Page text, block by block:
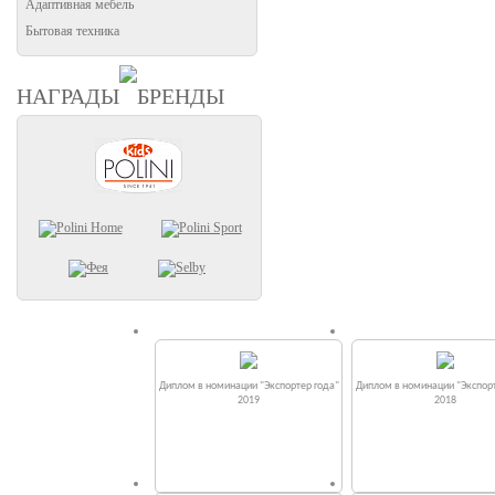
Адаптивная мебель
Бытовая техника
НАГРАДЫ БРЕНДЫ
Диплом в номинации "Экспортер года"
2019
Диплом в номинации
2018